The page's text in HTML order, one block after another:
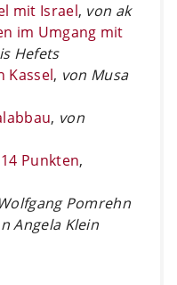
mit Israel, von ak
im Umgang mit
Hefets
Kassel, von Musa
, von
Punkten,
Pomrehn
Angela Klein